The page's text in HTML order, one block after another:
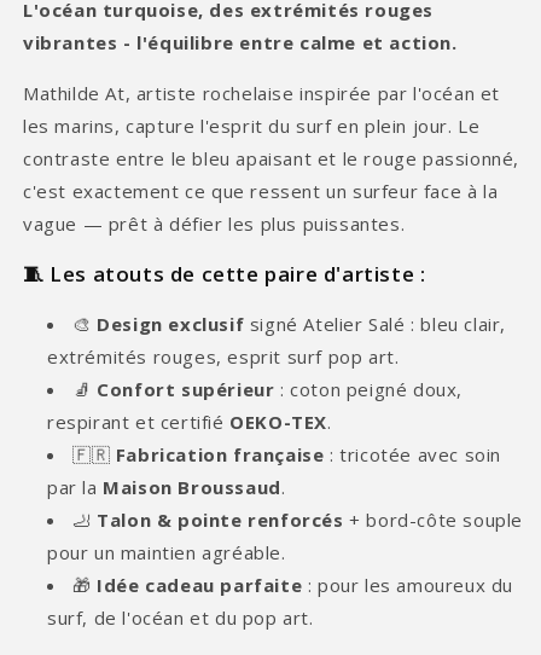
L'océan turquoise, des extrémités rouges
vibrantes - l'équilibre entre calme et action.
Mathilde At, artiste rochelaise inspirée par l'océan et
les marins, capture l'esprit du surf en plein jour. Le
contraste entre le bleu apaisant et le rouge passionné,
c'est exactement ce que ressent un surfeur face à la
vague — prêt à défier les plus puissantes.
🧵 Les atouts de cette paire d'artiste :
🎨 Design exclusif signé Atelier Salé : bleu clair,
extrémités rouges, esprit surf pop art.
🧦 Confort supérieur : coton peigné doux,
respirant et certifié OEKO-TEX.
🇫🇷 Fabrication française : tricotée avec soin
par la Maison Broussaud.
🦶 Talon & pointe renforcés + bord-côte souple
pour un maintien agréable.
🎁 Idée cadeau parfaite : pour les amoureux du
surf, de l'océan et du pop art.